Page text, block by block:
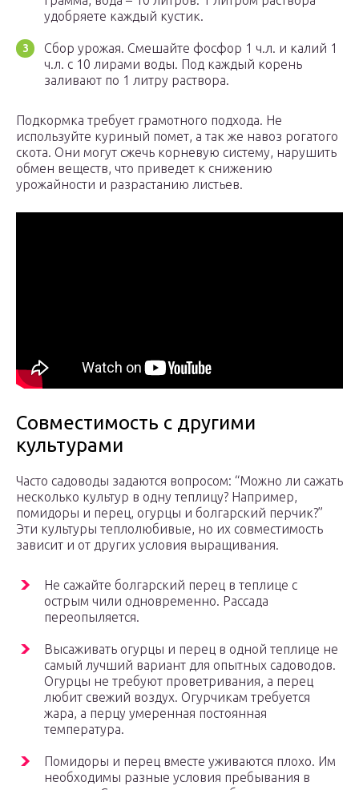
удобряете каждый кустик.
Сбор урожая. Смешайте фосфор 1 ч.л. и калий 1
ч.л. с 10 лирами воды. Под каждый корень
заливают по 1 литру раствора.
Подкормка требует грамотного подхода. Не
используйте куриный помет, а так же навоз рогатого
скота. Они могут сжечь корневую систему, нарушить
обмен веществ, что приведет к снижению
урожайности и разрастанию листьев.
Совместимость с другими
культурами
Часто садоводы задаются вопросом: “Можно ли сажать
несколько культур в одну теплицу? Например,
помидоры и перец, огурцы и болгарский перчик?”
Эти культуры теплолюбивые, но их совместимость
зависит и от других условия выращивания.
Не сажайте болгарский перец в теплице с
острым чили одновременно. Рассада
переопыляется.
Высаживать огурцы и перец в одной теплице не
самый лучший вариант для опытных садоводов.
Огурцы не требуют проветривания, а перец
любит свежий воздух. Огурчикам требуется
жара, а перцу умеренная постоянная
температура.
Помидоры и перец вместе уживаются плохо. Им
необходимы разные условия пребывания в